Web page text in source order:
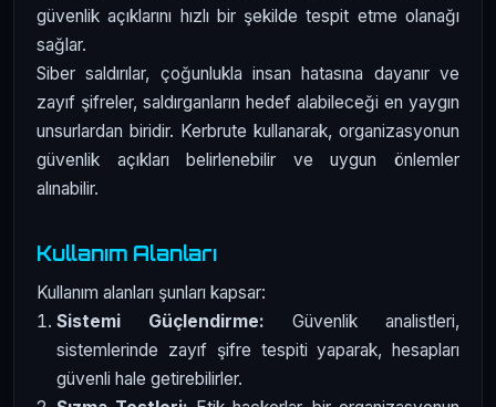
güvenlik açıklarını hızlı bir şekilde tespit etme olanağı
sağlar.
Siber saldırılar, çoğunlukla insan hatasına dayanır ve
zayıf şifreler, saldırganların hedef alabileceği en yaygın
unsurlardan biridir. Kerbrute kullanarak, organizasyonun
güvenlik açıkları belirlenebilir ve uygun önlemler
alınabilir.
Kullanım Alanları
Kullanım alanları şunları kapsar:
Sistemi Güçlendirme: Güvenlik analistleri,
sistemlerinde zayıf şifre tespiti yaparak, hesapları
güvenli hale getirebilirler.